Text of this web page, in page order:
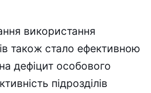
використання
також стало ефективною
дефіцит особового
підрозділів